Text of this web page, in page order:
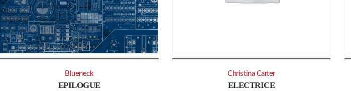
EPILOGUE
Blueneck
ELECTRICE
Christina Carter